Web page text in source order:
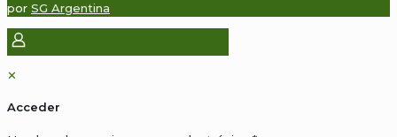
por SG Argentina
✕
Acceder